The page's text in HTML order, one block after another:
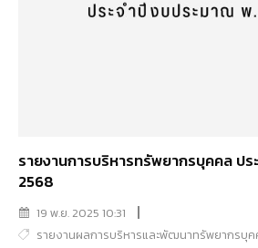
รายงานการบริหารทรัพยากรบุคคล ป
2568
19 พ.ย. 2025 10:31
รายงานผลการบริหารและพัฒนาทรัพยากรบุ